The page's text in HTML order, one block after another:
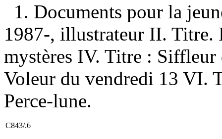
1. Documents pour la
1987-, illustrateur II.
mystères IV. Titre :
Voleur du vendredi 13 VI.
Perce-lune.
C843/.6